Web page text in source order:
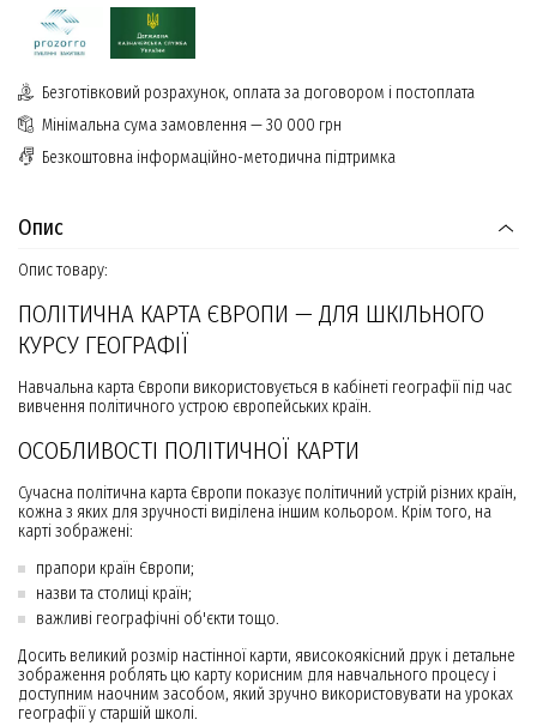
Безготівковий розрахунок, оплата за договором і постоплата
Мінімальна сума замовлення — 30 000 грн
Безкоштовна інформаційно-методична підтримка
Опис
Опис товару:
ПОЛІТИЧНА КАРТА ЄВРОПИ — ДЛЯ ШКІЛЬНОГО
КУРСУ ГЕОГРАФІЇ
Навчальна карта Європи використовується в кабінеті географії під час
вивчення політичного устрою європейських країн.
ОСОБЛИВОСТІ ПОЛІТИЧНОЇ КАРТИ
Сучасна політична карта Європи показує політичний устрій різних країн,
кожна з яких для зручності виділена іншим кольором. Крім того, на
карті зображені:
прапори країн Європи;
назви та столиці країн;
важливі географічні об'єкти тощо.
Досить великий розмір настінної карти, явисокоякісний друк і детальне
зображення роблять цю карту корисним для навчального процесу і
доступним наочним засобом, який зручно використовувати на уроках
географії у старшій школі.